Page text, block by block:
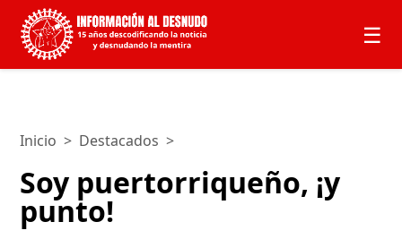
☰
Inicio > Destacados >
Soy puertorriqueño, ¡y
punto!